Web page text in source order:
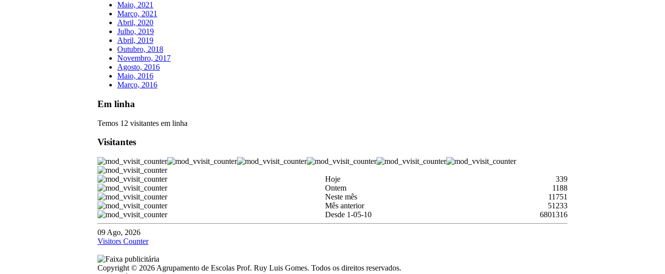
Maio, 2021
Março, 2021
Abril, 2020
Julho, 2019
Abril, 2019
Outubro, 2018
Novembro, 2017
Agosto, 2016
Maio, 2016
Março, 2016
Em linha
Temos 12 visitantes em linha
Visitantes
Hoje
339
Ontem
1188
Neste mês
11751
Mês anterior
51233
Desde 1-05-10
6801316
09 Ago, 2026
Visitors Counter
Copyright © 2026 Agrupamento de Escolas Prof. Ruy Luis Gomes. Todos os direitos reservados.